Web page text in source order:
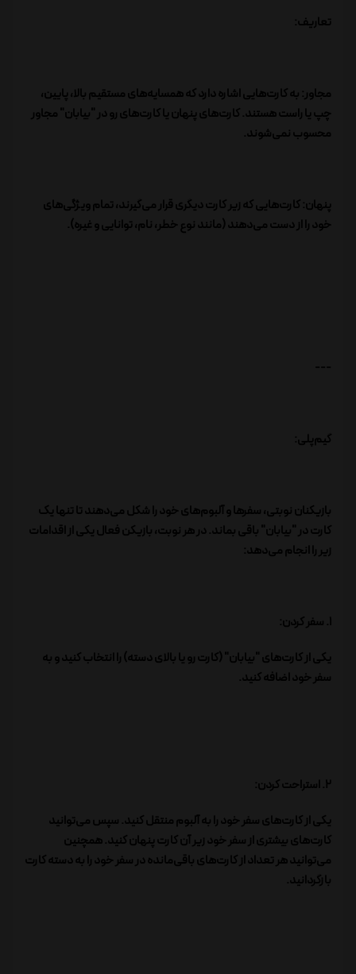
تعاریف:
مجاور: به کارت‌هایی اشاره دارد که همسایه‌های مستقیم بالا، پایین،
چپ یا راست هستند. کارت‌های پنهان یا کارت‌های رو در "بیابان" مجاور
محسوب نمی‌شوند.
پنهان: کارت‌هایی که زیر کارت دیگری قرار می‌گیرند، تمام ویژگی‌های
خود را از دست می‌دهند (مانند نوع خطر، نام، توانایی و غیره).
---
گیم‌پلی:
بازیکنان نوبتی، سفرها و آلبوم‌های خود را شکل می‌دهند تا تنها یک
کارت در "بیابان" باقی بماند. در هر نوبت، بازیکن فعال یکی از اقدامات
زیر را انجام می‌دهد:
1. سفر کردن:
یکی از کارت‌های "بیابان" (کارت رو یا بالای دسته) را انتخاب کنید و به
سفر خود اضافه کنید.
2. استراحت کردن:
یکی از کارت‌های سفر خود را به آلبوم منتقل کنید. سپس می‌توانید
کارت‌های بیشتری از سفر خود زیر آن کارت پنهان کنید. همچنین
می‌توانید هر تعداد از کارت‌های باقی‌مانده در سفر خود را به دسته کارت
بازگردانید.